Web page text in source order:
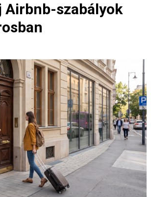
Airbnb-szabályok